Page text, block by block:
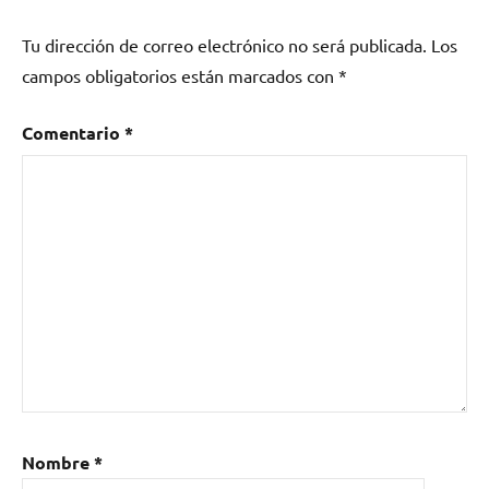
Boswell
Sisters,
Festival
Sister!,
Jazz
Tu dirección de correo electrónico no será publicada. Los
campos obligatorios están marcados con *
Comentario *
Nombre*